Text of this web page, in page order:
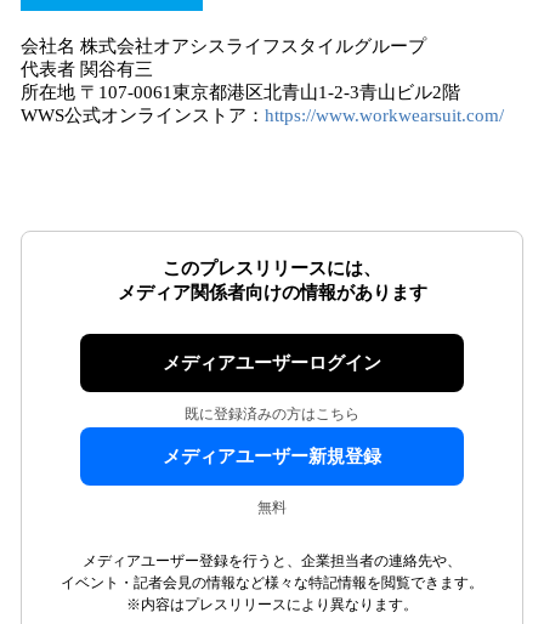
会社名 株式会社オアシスライフスタイルグループ
代表者 関谷有三
所在地 〒107-0061東京都港区北青山1-2-3青山ビル2階
WWS公式オンラインストア： https://www.workwearsuit.com/
このプレスリリースには、
メディア関係者向けの情報があります
メディアユーザーログイン
既に登録済みの方はこちら
メディアユーザー新規登録
無料
メディアユーザー登録を行うと、企業担当者の連絡先や、
イベント・記者会見の情報など様々な特記情報を閲覧できます。
※内容はプレスリリースにより異なります。